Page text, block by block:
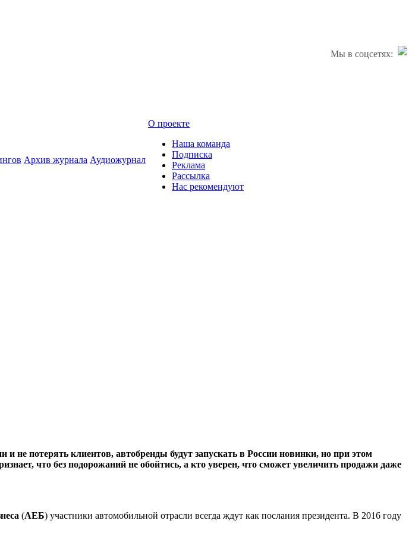
Мы в соцсетях:
Архив журнала Аудиожурнал
О проекте
Наша команда
Подписка
Реклама
Рассылка
Нас рекомендуют
не потерять клиентов, автобренды будут запускать в России новинки, но при этом
что без подорожаний не обойтись, а кто уверен, что сможет увеличить продажи даже
(АЕБ) участники автомобильной отрасли всегда ждут как послания президента. В 2016 году